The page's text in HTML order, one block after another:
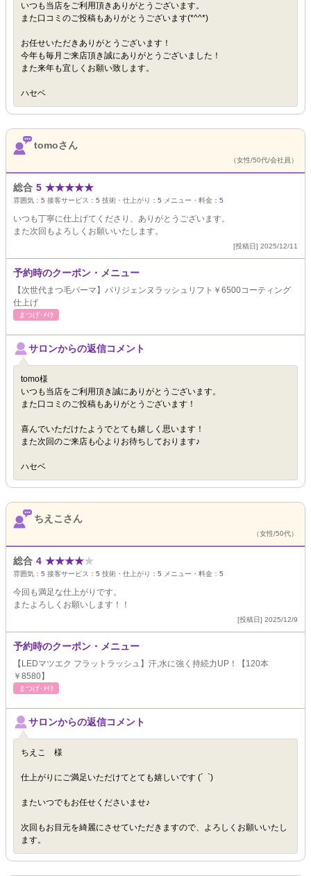
いつも当店をご利用頂きありがとうございます。
また口コミのご投稿もありがとうございます(*^^*)
お任せいただきありがとうございます！
今年も毎月ご来店頂き誠にありがとうございました！
また来年も宜しくお願い致します。
ハセベ
tomoさん
（女性/50代/会社員）
総合 5 ★★★★★
雰囲気： 5 接客サービス： 5 技術・仕上がり： 5 メニュー・料金： 5
いつも丁寧に仕上げてくださり、ありがとうございます。
また次回もよろしくお願いいたします。
[投稿日] 2025/12/11
予約時のクーポン・メニュー
【次世代まつ毛パーマ】パリジェンヌラッシュリフト￥6500コーティング
仕上げ
まつげ･ﾒｲｸ
サロンからの返信コメント
tomo様
いつも当店をご利用頂き誠にありがとうございます。
また口コミのご投稿もありがとうございます！
喜んでいただけたようでとても嬉しく思います！
また次回のご来店も心よりお待ちしております♪
ハセベ
ちえこさん
（女性/50代）
総合 4 ★★★★★
雰囲気： 5 接客サービス： 5 技術・仕上がり： 5 メニュー・料金： 5
今回も満足な仕上がりです。
またよろしくお願いします！！
[投稿日] 2025/12/9
予約時のクーポン・メニュー
【LEDマツエク フラットラッシュ】汗,水に強く持続力UP！【120本
￥8580】
まつげ･ﾒｲｸ
サロンからの返信コメント
ちえこ 様
仕上がりにご満足いただけてとても嬉しいです (´ `)
またいつでもお任せくださいませ♪
次回もお目元を綺麗にさせていただきますので、よろしくお願いいたし
ます。